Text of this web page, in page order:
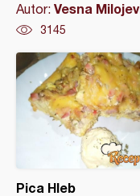
Autor: Vesna
3145
Pica Hleb